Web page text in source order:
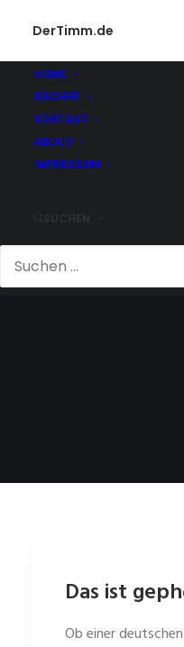
DerTimm.de
HOME
BÜCHER
KONTAKT
ABOUT
IMPRESSUM
Das ist
Ob einer